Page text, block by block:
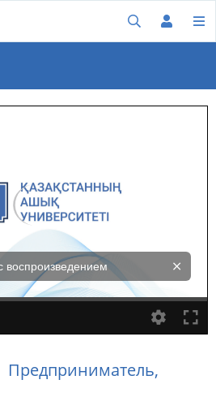
воспроизведением
Предприниматель,